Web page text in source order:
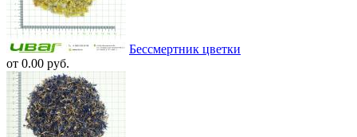
Бессмертник цветки
от 0.00 руб.